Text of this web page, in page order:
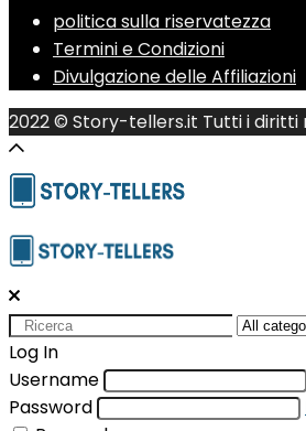
politica sulla riservatezza
Termini e Condizioni
Divulgazione delle Affiliazioni
2022 © Story-tellers.it Tutti i diritti
Search
for:
Log In
Username
Password